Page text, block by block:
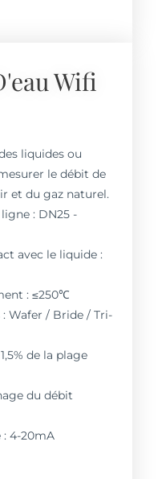
Wifi
liquides ou
le débit de
et du gaz naturel.
: DN25 -
avec le liquide :
: ≤250℃
Wafer / Bride / Tri-
de la plage
du débit
: 4-20mA